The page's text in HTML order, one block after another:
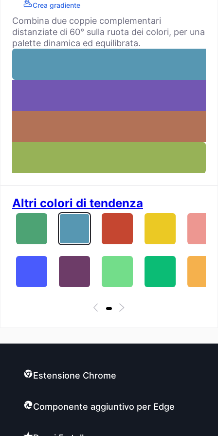
Crea gradiente
Combina due coppie complementari
distanziate di 60° sulla ruota dei colori, per una
palette dinamica ed equilibrata.
Altri colori di tendenza
Estensione Chrome
Componente aggiuntivo per Edge